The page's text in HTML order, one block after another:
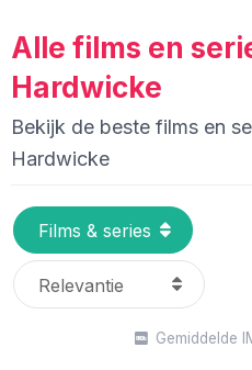
Alle films en
Hardwicke
Bekijk de beste films en
Hardwicke
Gemiddelde